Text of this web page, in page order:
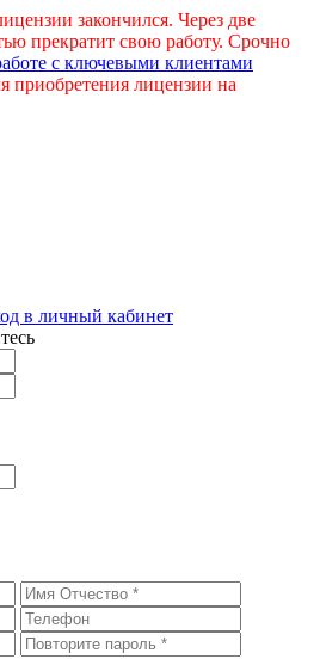
закончился. Через две
прекратит свою работу. Срочно
с ключевыми клиентами
приобретения лицензии на
в личный кабинет